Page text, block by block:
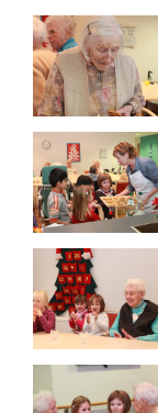
der cts